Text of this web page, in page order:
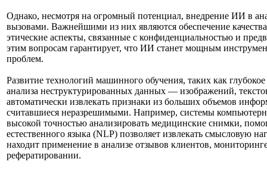
Однако, несмотря на огромный потенциал, внедрение ИИ в
вызовами. Важнейшими из них являются обеспечение
этические аспекты, связанные с конфиденциальностью и
этим вопросам гарантирует, что ИИ станет мощным
проблем.
Развитие технологий машинного обучения, таких как
анализа неструктурированных данных — изображений,
автоматически извлекать признаки из больших объемов
считавшиеся неразрешимыми. Например, системы
высокой точностью анализировать медицинские снимки,
естественного языка (NLP) позволяет извлекать смысловую
находит применение в анализе отзывов клиентов,
рефератировании.